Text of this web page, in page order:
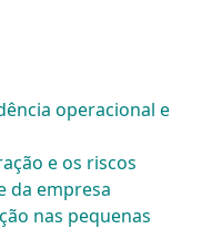
operacional e
e os riscos
da empresa
nas pequenas